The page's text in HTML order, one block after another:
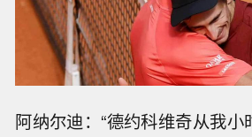
阿纳尔迪：“德约科维奇从我